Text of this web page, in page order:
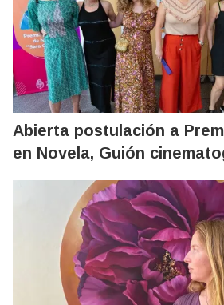
Abierta postulación a
en Novela, Guión